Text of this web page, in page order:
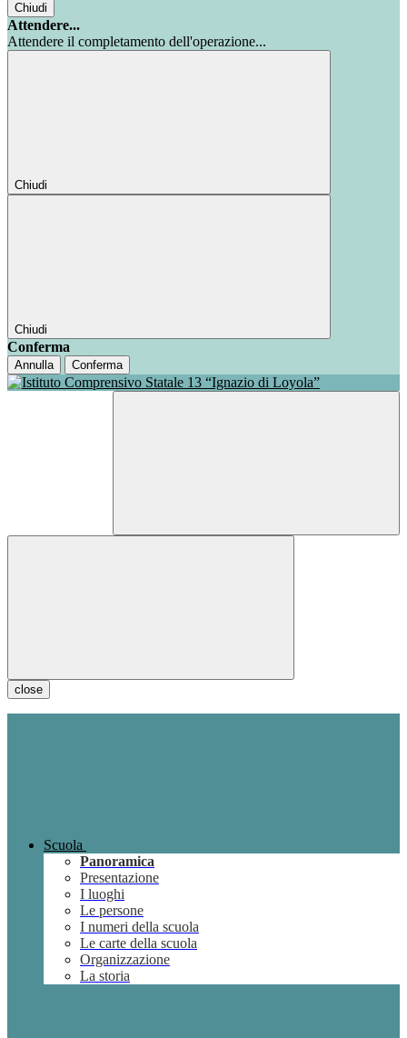
Chiudi
Attendere...
Attendere il completamento dell'operazione...
Chiudi
Chiudi
Conferma
Annulla Conferma
close
Scuola
Panoramica
Presentazione
I luoghi
Le persone
I numeri della scuola
Le carte della scuola
Organizzazione
La storia